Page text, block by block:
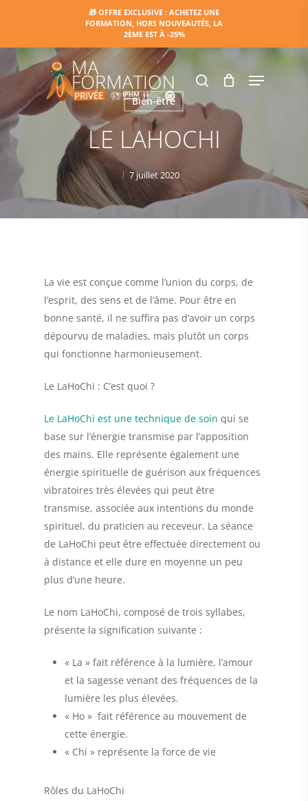
content
🎁 OFFRE EXCLUSIVE : ACHETEZ UNE
FORMATION, HORS NOUVEAUTÉS, LA
2ÈME EST À -25%
search Menu
Bien-être
LE LAHOCHI
7 juillet 2020
La vie est conçue comme l’union du corps, de
l’esprit, des sens et de l’âme. Pour être en
bonne santé, il ne suffira pas d’avoir un corps
dépourvu de maladies, mais plutôt un corps
qui fonctionne harmonieusement.
Le LaHoChi : C’est quoi ?
Le LaHoChi est une technique de soin qui se
base sur l’énergie transmise par l’apposition
des mains. Elle représente également une
énergie spirituelle de guérison aux fréquences
vibratoires très élevées qui peut être
transmise, associée aux intentions du monde
spirituel, du praticien au receveur. La séance
de LaHoChi peut être effectuée directement ou
à distance et elle dure en moyenne un peu
plus d’une heure.
Le nom LaHoChi, composé de trois syllabes,
présente la signification suivante :
« La » fait référence à la lumière, l’amour
et la sagesse venant des fréquences de la
lumière les plus élevées.
« Ho » fait référence au mouvement de
cette énergie.
« Chi » représente la force de vie
Rôles du LaHoChi